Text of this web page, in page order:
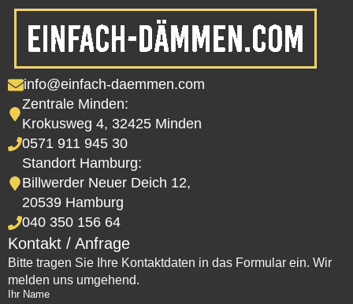
info@einfach-daemmen.com
Zentrale Minden:
Krokusweg 4, 32425 Minden
0571 911 945 30
Standort Hamburg:
Billwerder Neuer Deich 12,
20539 Hamburg
040 350 156 64
Kontakt / Anfrage
Bitte tragen Sie Ihre Kontaktdaten in das Formular ein. Wir
melden uns umgehend.
Ihr Name